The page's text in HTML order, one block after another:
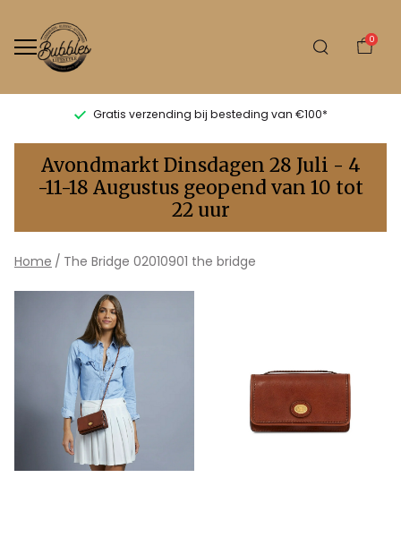
0
Gratis verzending bij besteding van €100*
The
Bridge
02010901
the
bridge
Bubbles
Sluis
Avondmarkt Dinsdagen 28 Juli - 4
-11-18 Augustus geopend van 10 tot
22 uur
Home The Bridge 02010901 the bridge